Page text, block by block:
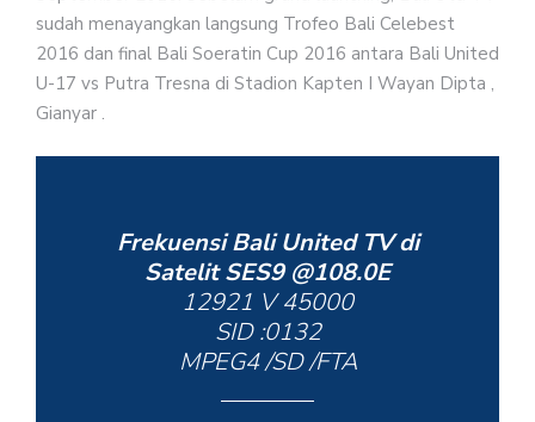
sudah menayangkan langsung Trofeo Bali Celebest
2016 dan final Bali Soeratin Cup 2016 antara Bali United
U-17 vs Putra Tresna di Stadion Kapten I Wayan Dipta ,
Gianyar .
Frekuensi Bali United TV di
Satelit SES9 @108.0E
12921 V 45000
SID :0132
MPEG4 /SD /FTA